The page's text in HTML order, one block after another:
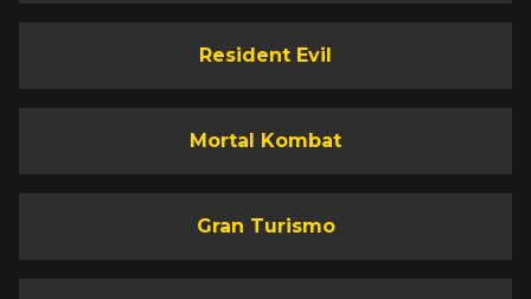
Resident Evil
Mortal Kombat
Gran Turismo